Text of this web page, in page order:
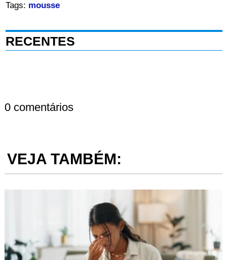
Tags: mousse
RECENTES
0 comentários
VEJA TAMBÉM: